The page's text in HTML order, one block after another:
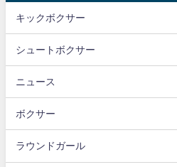
キックボクサー
シュートボクサー
ニュース
ボクサー
ラウンドガール